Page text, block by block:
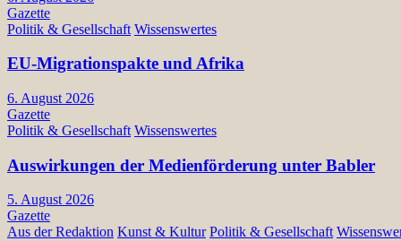
Gazette
Politik & Gesellschaft Wissenswertes
EU-Migrationspakte und Afrika
6. August 2026
Gazette
Politik & Gesellschaft Wissenswertes
Auswirkungen der Medienförderung unter Babler
5. August 2026
Gazette
Aus der Redaktion Kunst & Kultur Politik & Gesellschaft